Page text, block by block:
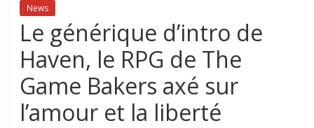
News
Le générique d’intro de
Haven, le RPG de The
Game Bakers axé sur
l’amour et la liberté